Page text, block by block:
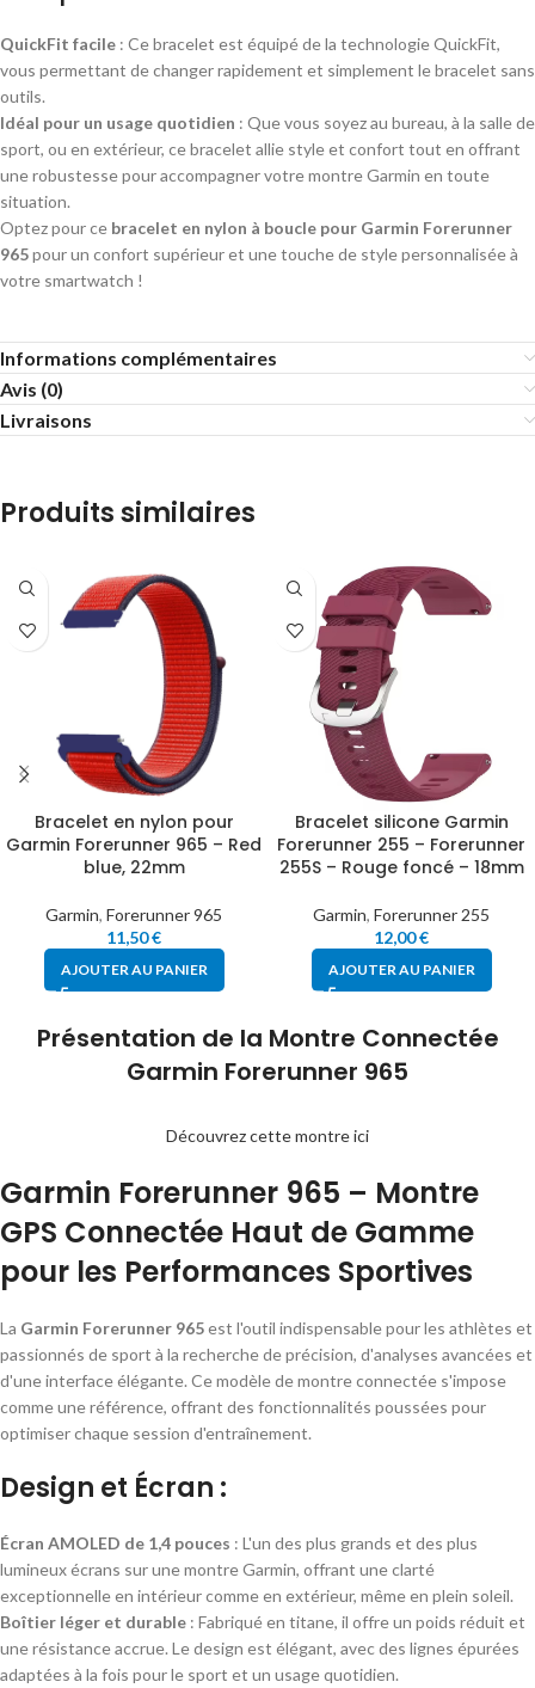
QuickFit facile : Ce bracelet est équipé de la technologie QuickFit,
vous permettant de changer rapidement et simplement le bracelet sans
outils.
Idéal pour un usage quotidien : Que vous soyez au bureau, à la salle de
sport, ou en extérieur, ce bracelet allie style et confort tout en offrant
une robustesse pour accompagner votre montre Garmin en toute
situation.
Optez pour ce bracelet en nylon à boucle pour Garmin Forerunner
965pour un confort supérieur et une touche de style personnalisée à
votre smartwatch !
Informations complémentaires
Avis (0)
Livraisons
Produits similaires
Bracelet en nylon pour
Garmin Forerunner 965 – Red
blue, 22mm
Garmin, Forerunner 965
11,50€
AJOUTER AU PANIER
Bracelet silicone Garmin
Forerunner 255 – Forerunner
255S – Rouge foncé – 18mm
Garmin, Forerunner 255
12,00€
AJOUTER AU PANIER
Présentation de la Montre Connectée
Garmin Forerunner 965
Découvrez cette montre ici
Garmin Forerunner 965 – Montre
GPS Connectée Haut de Gamme
pour les Performances Sportives
La Garmin Forerunner 965est l'outil indispensable pour les athlètes et
passionnés de sport à la recherche de précision, d'analyses avancées et
d'une interface élégante. Ce modèle de montre connectée s'impose
comme une référence, offrant des fonctionnalités poussées pour
optimiser chaque session d'entraînement.
Design et Écran :
Écran AMOLED de 1,4 pouces : L'un des plus grands et des plus
lumineux écrans sur une montre Garmin, offrant une clarté
exceptionnelle en intérieur comme en extérieur, même en plein soleil.
Boîtier léger et durable : Fabriqué en titane, il offre un poids réduit et
une résistance accrue. Le design est élégant, avec des lignes épurées
adaptées à la fois pour le sport et un usage quotidien.